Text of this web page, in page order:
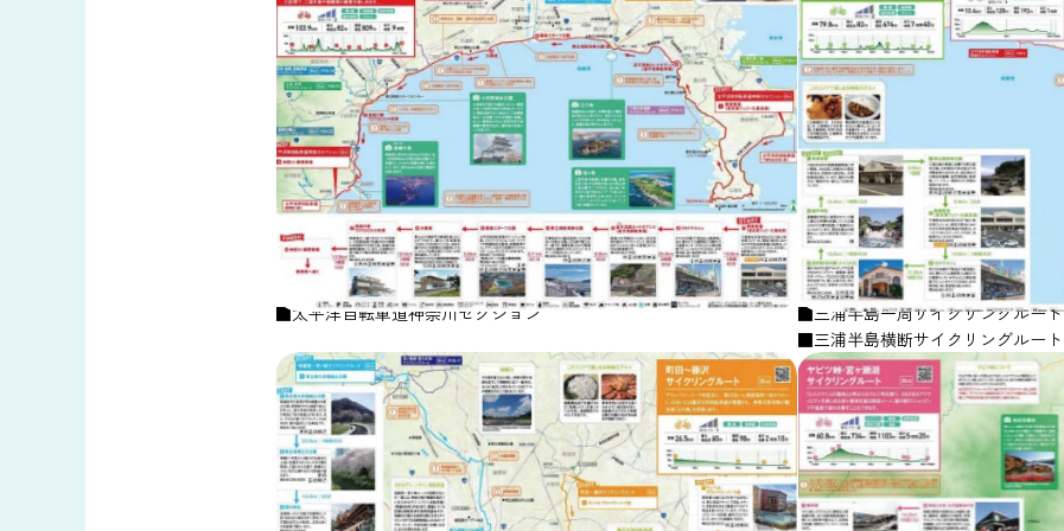
■太平洋自転車道神奈川セクション
■三浦半島一周サイクリングルート
■三浦半島横断サイクリングルート